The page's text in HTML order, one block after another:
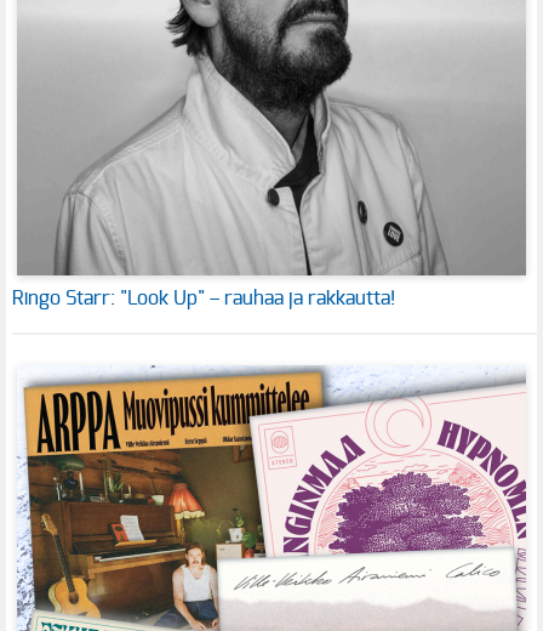
Ringo Starr: "Look Up" – rauhaa ja rakkautta!